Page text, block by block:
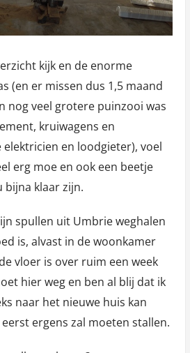
kijk en de enorme
(en er missen dus 1,5 maand
nog veel grotere puinzooi was
kruiwagens en
elektricien en loodgieter), voel
erg moe en ook een beetje
bijna klaar zijn.
spullen uit Umbrie weghalen
is, alvast in de woonkamer
vloer is over ruim een week
hier weg en ben al blij dat ik
naar het nieuwe huis kan
ergens zal moeten stallen.